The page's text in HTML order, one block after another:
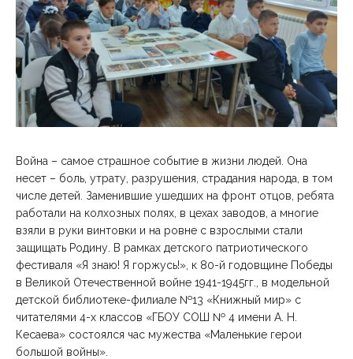
Война – самое страшное событие в жизни людей. Она
несет – боль, утрату, разрушения, страдания народа, в том
числе детей. Заменившие ушедших на фронт отцов, ребята
работали на колхозных полях, в цехах заводов, а многие
взяли в руки винтовки и на ровне с взрослыми стали
защищать Родину. В рамках детского патриотического
фестиваля «Я знаю! Я горжусь!», к 80-й годовщине Победы
в Великой Отечественной войне 1941-1945гг., в модельной
детской библиотеке-филиале №13 «Книжный мир» с
читателями 4-х классов «ГБОУ СОШ № 4 имени А. Н.
Кесаева» состоялся час мужества «Маленькие герои
большой войны».